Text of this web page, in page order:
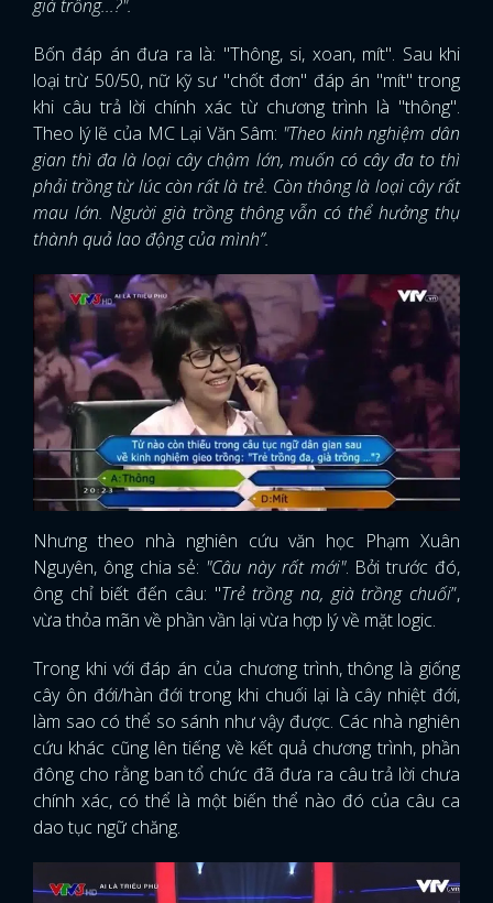
FACEBOOK
già trồng...?".
Bốn đáp án đưa ra là: "Thông, si, xoan, mít". Sau khi
loại trừ 50/50, nữ kỹ sư "chốt đơn" đáp án "mít" trong
khi câu trả lời chính xác từ chương trình là "thông".
Theo lý lẽ của MC Lại Văn Sâm: "Theo kinh nghiệm dân
gian thì đa là loại cây chậm lớn, muốn có cây đa to thì
phải trồng từ lúc còn rất là trẻ. Còn thông là loại cây rất
mau lớn. Người già trồng thông vẫn có thể hưởng thụ
thành quả lao động của mình”.
Nhưng theo nhà nghiên cứu văn học Phạm Xuân
Nguyên, ông chia sẻ: "Câu này rất mới". Bởi trước đó,
ông chỉ biết đến câu: "Trẻ trồng na, già trồng chuối”,
vừa thỏa mãn về phần vần lại vừa hợp lý về mặt logic.
Trong khi với đáp án của chương trình, thông là giống
cây ôn đới/hàn đới trong khi chuối lại là cây nhiệt đới,
làm sao có thể so sánh như vậy được. Các nhà nghiên
cứu khác cũng lên tiếng về kết quả chương trình, phần
đông cho rằng ban tổ chức đã đưa ra câu trả lời chưa
chính xác, có thể là một biến thể nào đó của câu ca
dao tục ngữ chăng.